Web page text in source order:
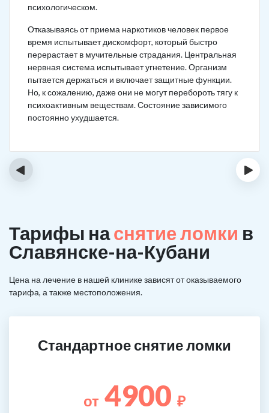
психологическом.
Отказываясь от приема наркотиков человек первое
время испытывает дискомфорт, который быстро
перерастает в мучительные страдания. Центральная
нервная система испытывает угнетение. Организм
пытается держаться и включает защитные функции.
Но, к сожалению, даже они не могут перебороть тягу к
психоактивным веществам. Состояние зависимого
постоянно ухудшается.
‹ ›
Тарифы наснятие ломки в
Славянске-на-Кубани
Цена на лечение в нашей клинике зависят от оказываемого
тарифа, а также местоположения.
Стандартное снятие ломки
от 4900 ₽